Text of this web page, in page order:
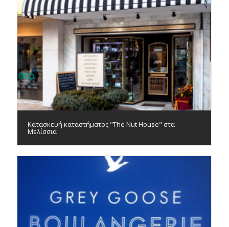
Κατασκευή καταστήματος "The Nut House" στα
Μελίσσια